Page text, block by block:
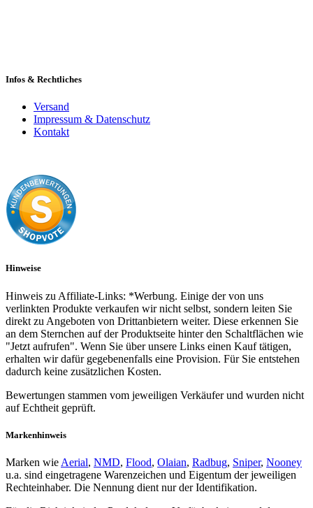
Infos & Rechtliches
Versand
Impressum & Datenschutz
Kontakt
Hinweise
Hinweis zu Affiliate-Links: *Werbung. Einige der von uns
verlinkten Produkte verkaufen wir nicht selbst, sondern leiten Sie
direkt zu Angeboten von Drittanbietern weiter. Diese erkennen Sie
an dem Sternchen auf der Produktseite hinter den Schaltflächen wie
"Jetzt aufrufen". Wenn Sie über unsere Links einen Kauf tätigen,
erhalten wir dafür gegebenenfalls eine Provision. Für Sie entstehen
dadurch keine zusätzlichen Kosten.
Bewertungen stammen vom jeweiligen Verkäufer und wurden nicht
auf Echtheit geprüft.
Markenhinweis
Marken wie Aerial, NMD, Flood, Olaian, Radbug, Sniper, Nooney
u.a. sind eingetragene Warenzeichen und Eigentum der jeweiligen
Rechteinhaber. Die Nennung dient nur der Identifikation.